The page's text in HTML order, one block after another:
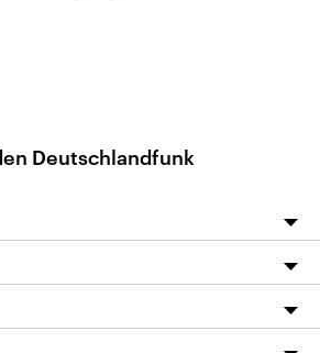
Deutschlandfunk